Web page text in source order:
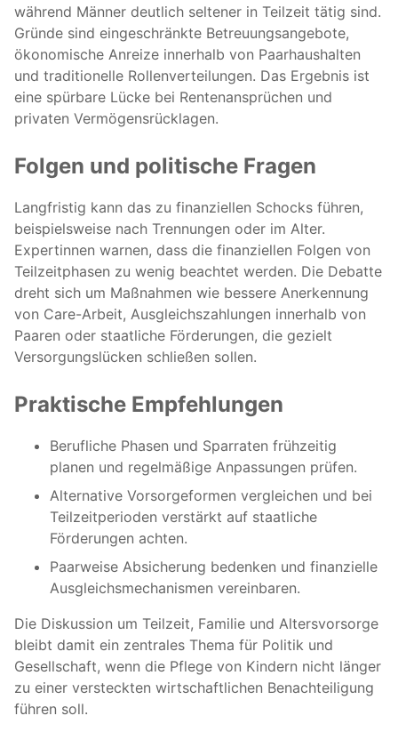
während Männer deutlich seltener in Teilzeit tätig sind.
Gründe sind eingeschränkte Betreuungsangebote,
ökonomische Anreize innerhalb von Paarhaushalten
und traditionelle Rollenverteilungen. Das Ergebnis ist
eine spürbare Lücke bei Rentenansprüchen und
privaten Vermögensrücklagen.
Folgen und politische Fragen
Langfristig kann das zu finanziellen Schocks führen,
beispielsweise nach Trennungen oder im Alter.
Expertinnen warnen, dass die finanziellen Folgen von
Teilzeitphasen zu wenig beachtet werden. Die Debatte
dreht sich um Maßnahmen wie bessere Anerkennung
von Care-Arbeit, Ausgleichszahlungen innerhalb von
Paaren oder staatliche Förderungen, die gezielt
Versorgungslücken schließen sollen.
Praktische Empfehlungen
Berufliche Phasen und Sparraten frühzeitig
planen und regelmäßige Anpassungen prüfen.
Alternative Vorsorgeformen vergleichen und bei
Teilzeitperioden verstärkt auf staatliche
Förderungen achten.
Paarweise Absicherung bedenken und finanzielle
Ausgleichsmechanismen vereinbaren.
Die Diskussion um Teilzeit, Familie und Altersvorsorge
bleibt damit ein zentrales Thema für Politik und
Gesellschaft, wenn die Pflege von Kindern nicht länger
zu einer versteckten wirtschaftlichen Benachteiligung
führen soll.